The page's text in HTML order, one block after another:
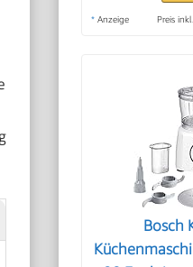
* Anzeige Preis
Bosch